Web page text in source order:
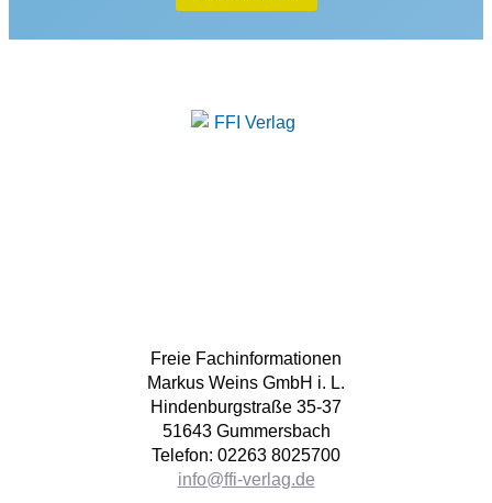
Freie Fachinformationen
Markus Weins GmbH i. L.
Hindenburgstraße 35-37
51643 Gummersbach
Telefon: 02263 8025700
info@ffi-verlag.de